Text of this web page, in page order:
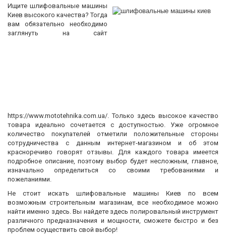
Ищите шлифовальные машины
Киев высокого качества? Тогда
вам обязательно необходимо
заглянуть на сайт
https://www.mototehnika.com.ua/. Только здесь высокое качество
товара идеально сочетается с доступностью. Уже огромное
количество покупателей отметили положительные стороны
сотрудничества с данным интернет-магазином и об этом
красноречиво говорят отзывы. Для каждого товара имеется
подробное описание, поэтому выбор будет несложным, главное,
изначально определиться со своими требованиями и
пожеланиями.
Не стоит искать шлифовальные машины Киев по всем
возможным строительным магазинам, все необходимое можно
найти именно здесь. Вы найдете здесь полировальный инструмент
различного предназначения и мощности, сможете быстро и без
проблем осуществить свой выбор!